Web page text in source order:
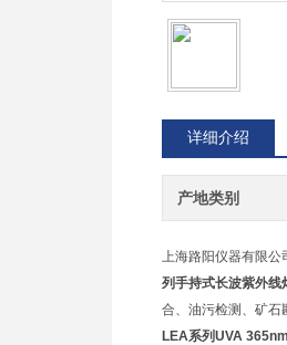
详细介绍
产地类别
上海路阳仪器有限公
列手持式长波紫外线
合、油污检测、矿石
LEA系列UVA